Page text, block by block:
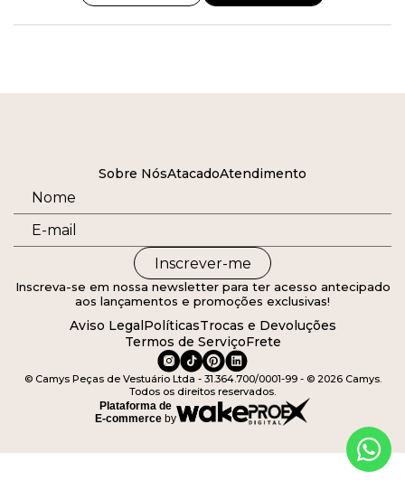
Sobre NósAtacadoAtendimento
Inscrever-me
Inscreva-se em nossa newsletter para ter acesso antecipado
aos lançamentos e promoções exclusivas!
Aviso LegalPolíticasTrocas e Devoluções
Termos de ServiçoFrete
© Camys Peças de Vestuário Ltda - 31.364.700/0001-99 - © 2026 Camys.
Todos os direitos reservados.
Plataforma de
E-commerce by